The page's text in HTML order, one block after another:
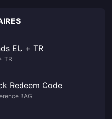
EU + TR
TR
Redeem Code
BAG